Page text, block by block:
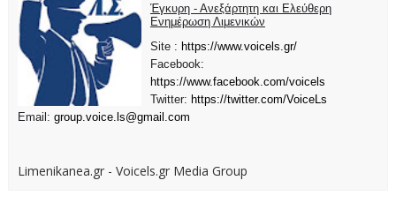
Έγκυρη - Ανεξάρτητη και Ελεύθερη
Ενημέρωση Λιμενικών
Site : https://www.voicels.gr/
Facebook:
https://www.facebook.com/voicels
Twitter: https://twitter.com/VoiceLs
Email: group.voice.ls@gmail.com
Limenikanea.gr - Voicels.gr Media Group